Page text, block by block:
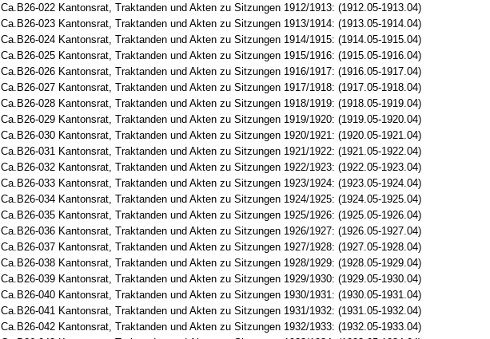
Ca.B26-022 Kantonsrat, Traktanden und Akten zu Sitzungen 1912/1913: (1912.05-1913.04)
Ca.B26-023 Kantonsrat, Traktanden und Akten zu Sitzungen 1913/1914: (1913.05-1914.04)
Ca.B26-024 Kantonsrat, Traktanden und Akten zu Sitzungen 1914/1915: (1914.05-1915.04)
Ca.B26-025 Kantonsrat, Traktanden und Akten zu Sitzungen 1915/1916: (1915.05-1916.04)
Ca.B26-026 Kantonsrat, Traktanden und Akten zu Sitzungen 1916/1917: (1916.05-1917.04)
Ca.B26-027 Kantonsrat, Traktanden und Akten zu Sitzungen 1917/1918: (1917.05-1918.04)
Ca.B26-028 Kantonsrat, Traktanden und Akten zu Sitzungen 1918/1919: (1918.05-1919.04)
Ca.B26-029 Kantonsrat, Traktanden und Akten zu Sitzungen 1919/1920: (1919.05-1920.04)
Ca.B26-030 Kantonsrat, Traktanden und Akten zu Sitzungen 1920/1921: (1920.05-1921.04)
Ca.B26-031 Kantonsrat, Traktanden und Akten zu Sitzungen 1921/1922: (1921.05-1922.04)
Ca.B26-032 Kantonsrat, Traktanden und Akten zu Sitzungen 1922/1923: (1922.05-1923.04)
Ca.B26-033 Kantonsrat, Traktanden und Akten zu Sitzungen 1923/1924: (1923.05-1924.04)
Ca.B26-034 Kantonsrat, Traktanden und Akten zu Sitzungen 1924/1925: (1924.05-1925.04)
Ca.B26-035 Kantonsrat, Traktanden und Akten zu Sitzungen 1925/1926: (1925.05-1926.04)
Ca.B26-036 Kantonsrat, Traktanden und Akten zu Sitzungen 1926/1927: (1926.05-1927.04)
Ca.B26-037 Kantonsrat, Traktanden und Akten zu Sitzungen 1927/1928: (1927.05-1928.04)
Ca.B26-038 Kantonsrat, Traktanden und Akten zu Sitzungen 1928/1929: (1928.05-1929.04)
Ca.B26-039 Kantonsrat, Traktanden und Akten zu Sitzungen 1929/1930: (1929.05-1930.04)
Ca.B26-040 Kantonsrat, Traktanden und Akten zu Sitzungen 1930/1931: (1930.05-1931.04)
Ca.B26-041 Kantonsrat, Traktanden und Akten zu Sitzungen 1931/1932: (1931.05-1932.04)
Ca.B26-042 Kantonsrat, Traktanden und Akten zu Sitzungen 1932/1933: (1932.05-1933.04)